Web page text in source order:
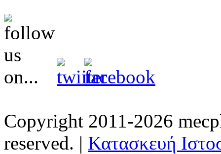
Copyright 2011-2026
reserved. | Κατασκευή